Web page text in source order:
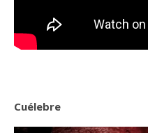
Cuélebre